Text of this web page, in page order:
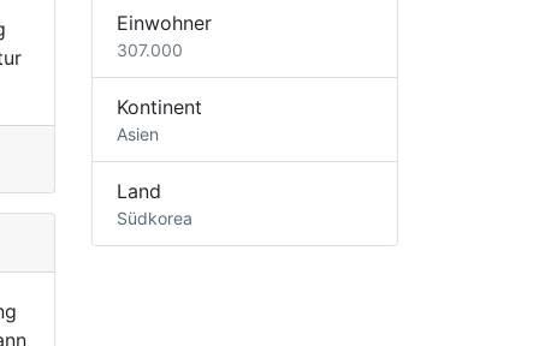
Einwohner
307.000
Kontinent
Asien
Land
Südkorea